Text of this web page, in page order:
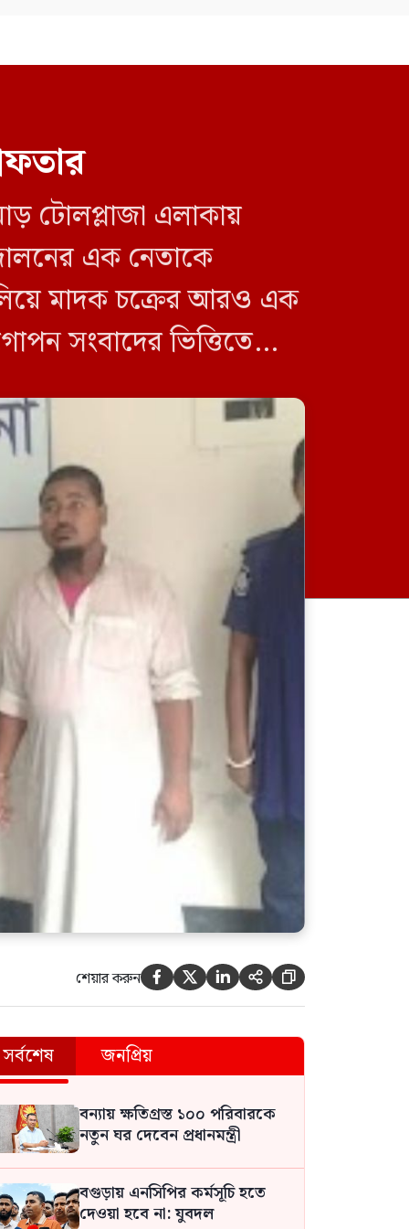
নিয়োগ পেলেন কাজী জেসিন
নোটিশ দিলেন আসিফ মাহমুদ
ওয়ালটন কর্মীর রক্তাক্ত লাশ উদ্ধার
জুলাই শহীদদের স্মরণে বড়লেখায়
মাসব্যাপী নিসচার বৃক্ষরোপণ
কর্মসূচির উদ্বোধন
পুকুরের মাছ চুরির বিরোধে বড়
টোলপ্লাজা এলাকায়
এক নেতাকে
মাদক চক্রের আরও এক
সংবাদের ভিত্তিতে
শেয়ার করুন     
সর্বশেষ জনপ্রিয়
বন্যায় ক্ষতিগ্রস্ত ১০০ পরিবারকে
নতুন ঘর দেবেন প্রধানমন্ত্রী
বগুড়ায় এনসিপির কর্মসূচি হতে
দেওয়া হবে না: যুবদল